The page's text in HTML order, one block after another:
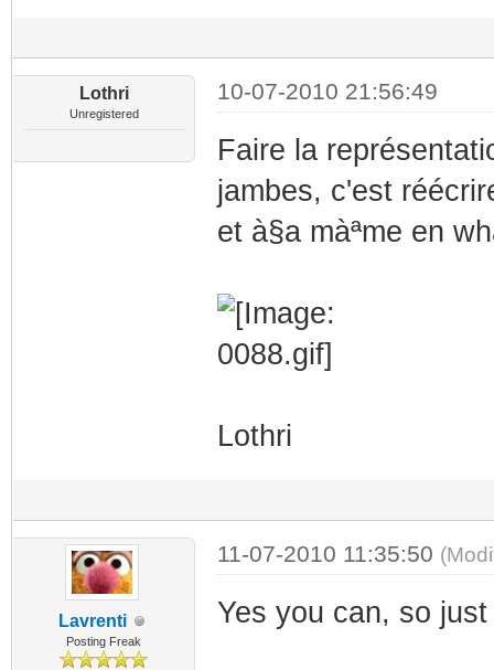
Lothri
Unregistered
10-07-2010 21:56:49
Faire la
jambes, c'est
et à§a màªme en
Lothri
Lavrenti
Posting Freak
11-07-2010 11:35:50
Yes you can, so